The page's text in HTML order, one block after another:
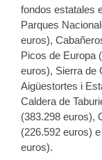
fondos estatales
Parques
euros),
Picos de Europa
euros), Sierra de
Aigüestortes i
Caldera de
(383.298 euros),
(226.592 euros)
euros).